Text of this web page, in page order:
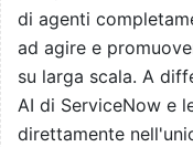
di agenti
ad agire e
su larga scala. A
AI di ServiceNow e
direttamente